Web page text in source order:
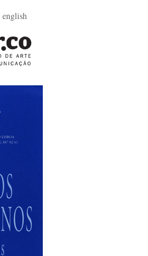
english